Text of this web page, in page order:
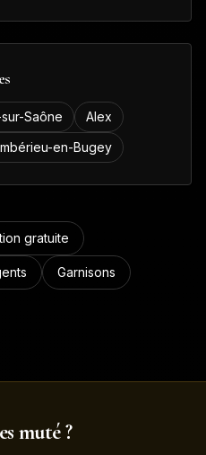
Saône
Alex
en-Bugey
gratuite
Garnisons
muté ?